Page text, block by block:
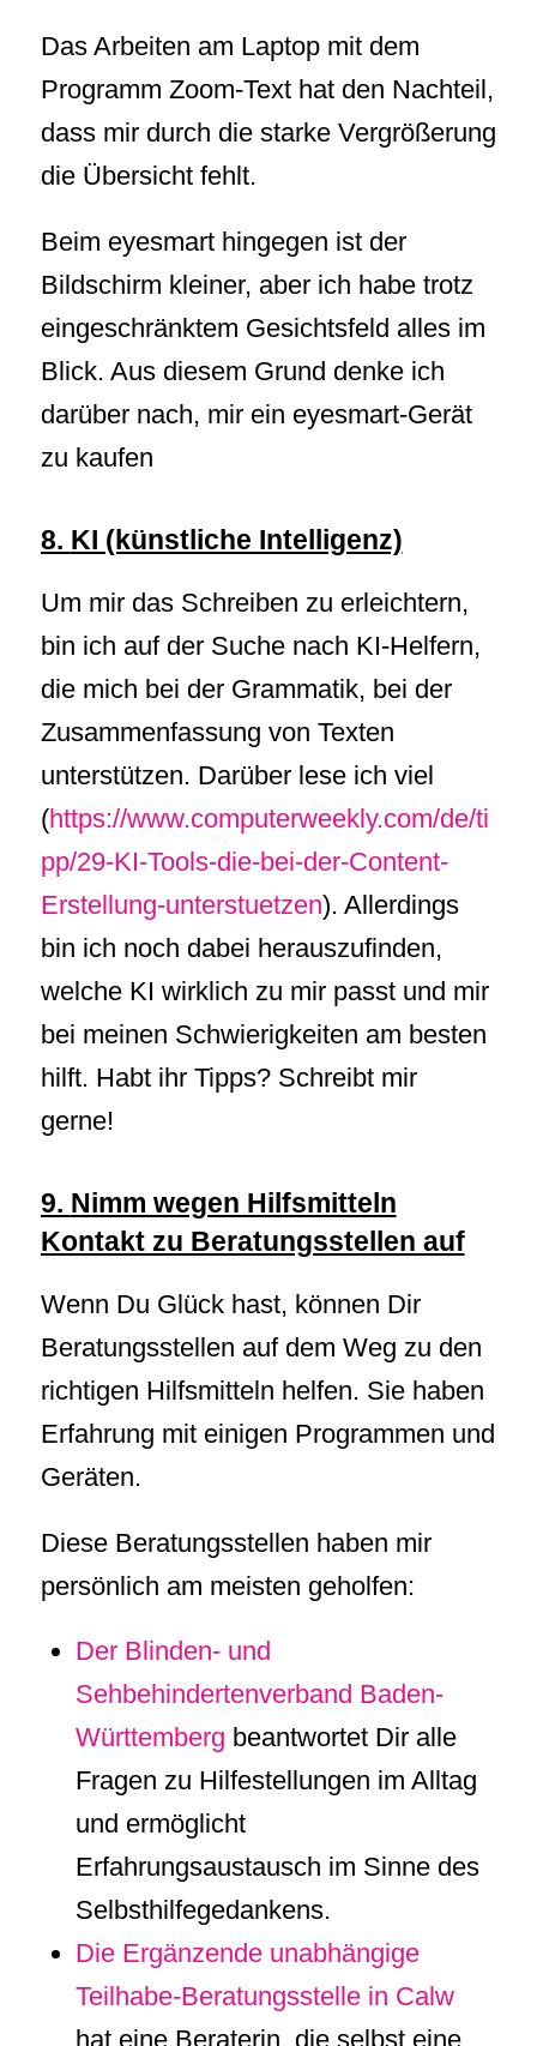
Das Arbeiten am Laptop mit dem
Programm Zoom-Text hat den Nachteil,
dass mir durch die starke Vergrößerung
die Übersicht fehlt.
Beim eyesmart hingegen ist der
Bildschirm kleiner, aber ich habe trotz
eingeschränktem Gesichtsfeld alles im
Blick. Aus diesem Grund denke ich
darüber nach, mir ein eyesmart-Gerät
zu kaufen
8. KI (künstliche Intelligenz)
Um mir das Schreiben zu erleichtern,
bin ich auf der Suche nach KI-Helfern,
die mich bei der Grammatik, bei der
Zusammenfassung von Texten
unterstützen. Darüber lese ich viel
(https://www.computerweekly.com/de/ti
pp/29-KI-Tools-die-bei-der-Content-
Erstellung-unterstuetzen). Allerdings
bin ich noch dabei herauszufinden,
welche KI wirklich zu mir passt und mir
bei meinen Schwierigkeiten am besten
hilft. Habt ihr Tipps? Schreibt mir
gerne!
9. Nimm wegen Hilfsmitteln
Kontakt zu Beratungsstellen auf
Wenn Du Glück hast, können Dir
Beratungsstellen auf dem Weg zu den
richtigen Hilfsmitteln helfen. Sie haben
Erfahrung mit einigen Programmen und
Geräten.
Diese Beratungsstellen haben mir
persönlich am meisten geholfen:
Der Blinden- und
Sehbehindertenverband Baden-
Württemberg beantwortet Dir alle
Fragen zu Hilfestellungen im Alltag
und ermöglicht
Erfahrungsaustausch im Sinne des
Selbsthilfegedankens.
Die Ergänzende unabhängige
Teilhabe-Beratungsstelle in Calw
hat eine Beraterin, die selbst eine